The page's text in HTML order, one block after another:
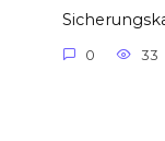
0 33